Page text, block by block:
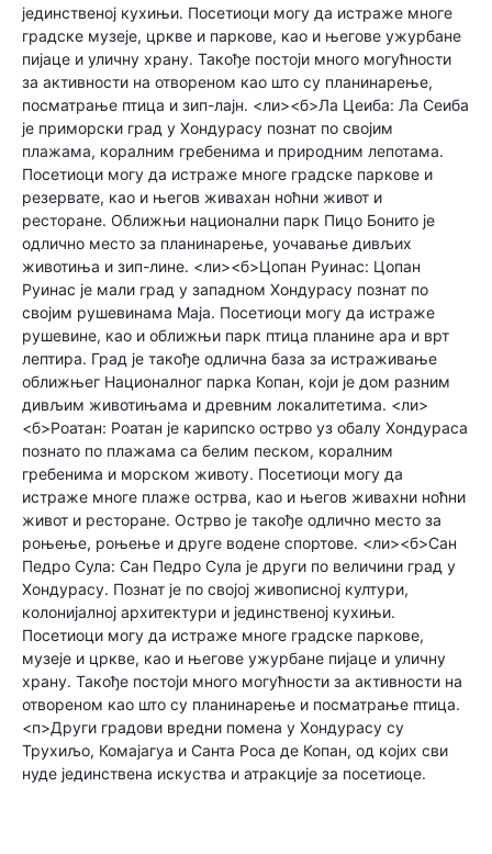
јединственој кухињи. Посетиоци могу да истраже многе
градске музеје, цркве и паркове, као и његове ужурбане
пијаце и уличну храну. Такође постоји много могућности
за активности на отвореном као што су планинарење,
посматрање птица и зип-лајн. <ли><б>Ла Цеиба: Ла Сеиба
је приморски град у Хондурасу познат по својим
плажама, коралним гребенима и природним лепотама.
Посетиоци могу да истраже многе градске паркове и
резервате, као и његов живахан ноћни живот и
ресторане. Оближњи национални парк Пицо Бонито је
одлично место за планинарење, уочавање дивљих
животиња и зип-лине. <ли><б>Цопан Руинас: Цопан
Руинас је мали град у западном Хондурасу познат по
својим рушевинама Маја. Посетиоци могу да истраже
рушевине, као и оближњи парк птица планине ара и врт
лептира. Град је такође одлична база за истраживање
оближњег Националног парка Копан, који је дом разним
дивљим животињама и древним локалитетима. <ли>
<б>Роатан: Роатан је карипско острво уз обалу Хондураса
познато по плажама са белим песком, коралним
гребенима и морском животу. Посетиоци могу да
истраже многе плаже острва, као и његов живахни ноћни
живот и ресторане. Острво је такође одлично место за
роњење, роњење и друге водене спортове. <ли><б>Сан
Педро Сула: Сан Педро Сула је други по величини град у
Хондурасу. Познат је по својој живописној култури,
колонијалној архитектури и јединственој кухињи.
Посетиоци могу да истраже многе градске паркове,
музеје и цркве, као и његове ужурбане пијаце и уличну
храну. Такође постоји много могућности за активности на
отвореном као што су планинарење и посматрање птица.
<п>Други градови вредни помена у Хондурасу су
Трухиљо, Комајагуа и Санта Роса де Копан, од којих сви
нуде јединствена искуства и атракције за посетиоце.